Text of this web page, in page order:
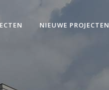
NIEUWE PROJECTEN